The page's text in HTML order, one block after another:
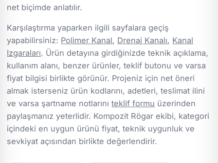
net biçimde anlatılır.
Karşılaştırma yaparken ilgili sayfalara geçiş
yapabilirsiniz: Polimer Kanal, Drenaj Kanalı, Kanal
Izgaraları. Ürün detayına girdiğinizde teknik açıklama,
kullanım alanı, benzer ürünler, teklif butonu ve varsa
fiyat bilgisi birlikte görünür. Projeniz için net öneri
almak isterseniz ürün kodlarını, adetleri, teslimat ilini
ve varsa şartname notlarınıteklif formu üzerinden
paylaşmanız yeterlidir. Kompozit Rögar ekibi, kategori
içindeki en uygun ürünü fiyat, teknik uygunluk ve
sevkiyat açısından birlikte değerlendirir.